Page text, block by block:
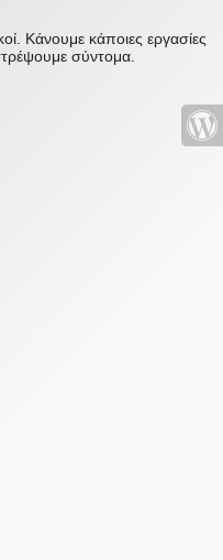
Κάνουμε κάποιες εργασίες
σύντομα.